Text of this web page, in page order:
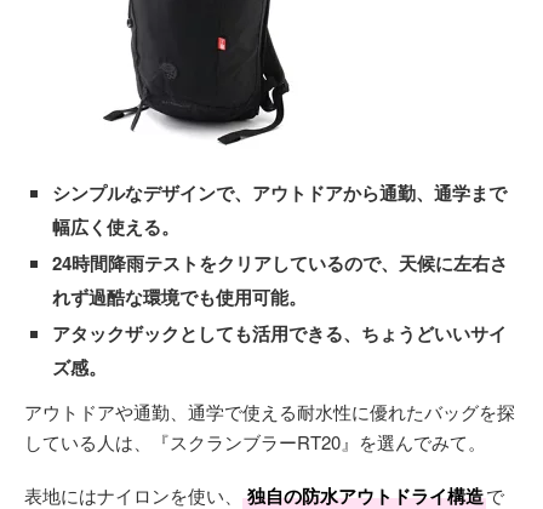
シンプルなデザインで、アウトドアから通勤、通学まで
幅広く使える。
24時間降雨テストをクリアしているので、天候に左右さ
れず過酷な環境でも使用可能。
アタックザックとしても活用できる、ちょうどいいサイ
ズ感。
アウトドアや通勤、通学で使える耐水性に優れたバッグを探
している人は、『スクランブラーRT20』を選んでみて。
表地にはナイロンを使い、 独自の防水アウトドライ構造で